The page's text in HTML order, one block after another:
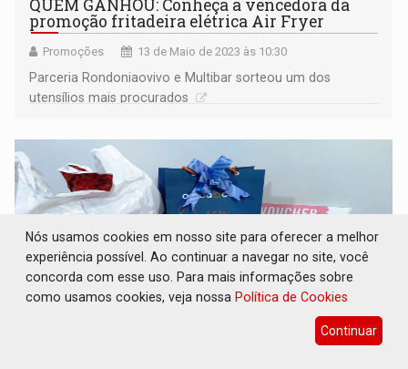
QUEM GANHOU: Conheça a vencedora da
promoção fritadeira elétrica Air Fryer
Promoções 13 de Maio de 2023 às 10:30
Parceria Rondoniaovivo e Multibar sorteou um dos
utensílios mais procurados
Nós usamos cookies em nosso site para oferecer a melhor
experiência possível. Ao continuar a navegar no site, você
concorda com esse uso. Para mais informações sobre
como usamos cookies, veja nossa Política de Cookies
Continuar